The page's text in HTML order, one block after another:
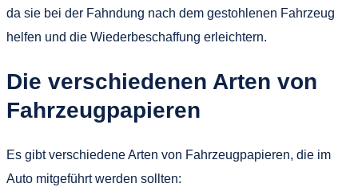
da sie bei der Fahndung nach dem gestohlenen Fahrzeug
helfen und die Wiederbeschaffung erleichtern.
Die verschiedenen Arten von
Fahrzeugpapieren
Es gibt verschiedene Arten von Fahrzeugpapieren, die im
Auto mitgeführt werden sollten: